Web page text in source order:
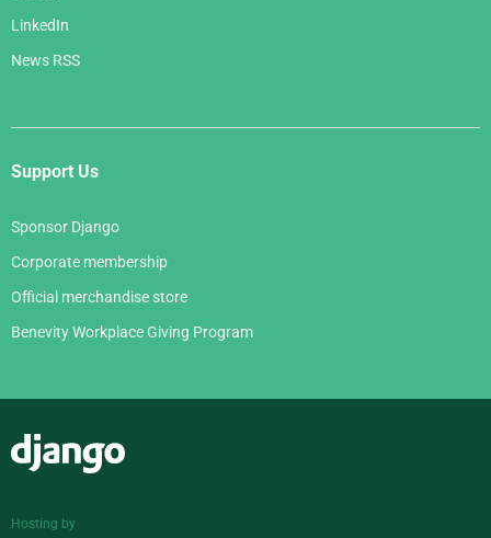
LinkedIn
News RSS
Support Us
Sponsor Django
Corporate membership
Official merchandise store
Benevity Workplace Giving Program
Hosting by